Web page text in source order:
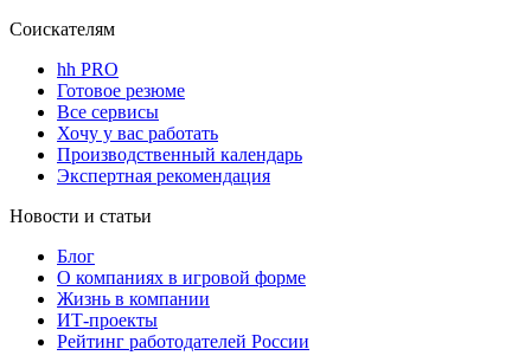
Соискателям
hh PRO
Готовое резюме
Все сервисы
Хочу у вас работать
Производственный календарь
Экспертная рекомендация
Новости и статьи
Блог
О компаниях в игровой форме
Жизнь в компании
ИТ-проекты
Рейтинг работодателей России